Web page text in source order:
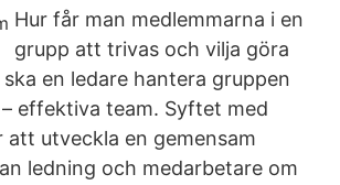
Hur får man medlemmarna i en
grupp att trivas och vilja göra
en ledare hantera gruppen
effektiva team. Syftet med
att utveckla en gemensam
ledning och medarbetare om